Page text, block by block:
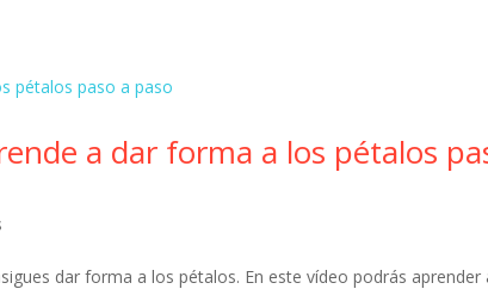
a dar forma a los pétalos
dar forma a los pétalos. En este vídeo podrás aprender